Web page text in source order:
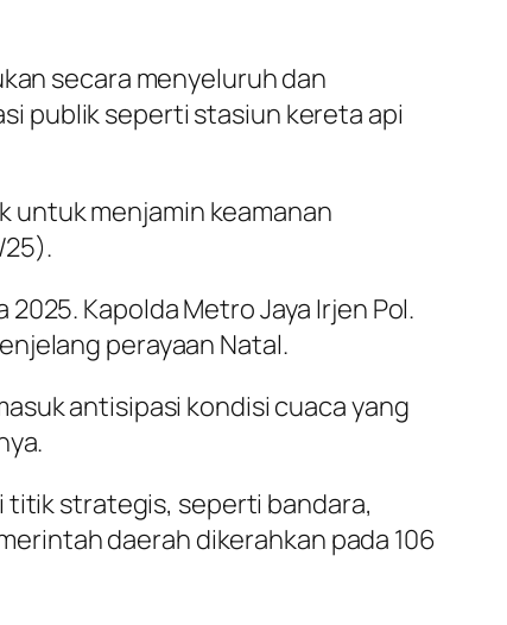
secara menyeluruh dan
publik seperti stasiun kereta api
untuk menjamin keamanan
25).
Kapolda Metro Jaya Irjen Pol.
perayaan Natal.
antisipasi kondisi cuaca yang
titik strategis, seperti bandara,
daerah dikerahkan pada 106